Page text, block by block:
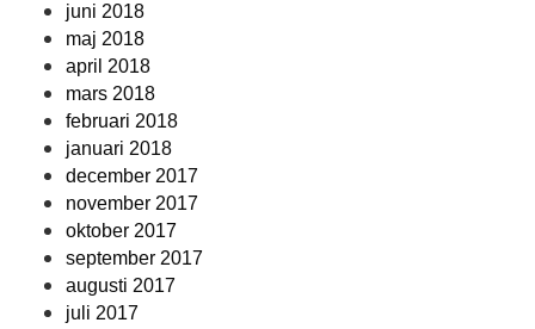
juni 2018
maj 2018
april 2018
mars 2018
februari 2018
januari 2018
december 2017
november 2017
oktober 2017
september 2017
augusti 2017
juli 2017